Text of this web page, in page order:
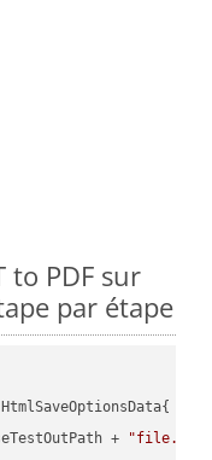
to PDF sur
par étape
+
"file.OTT"